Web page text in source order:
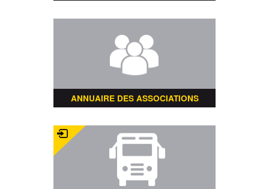
ANNUAIRE DES ASSOCIATIONS